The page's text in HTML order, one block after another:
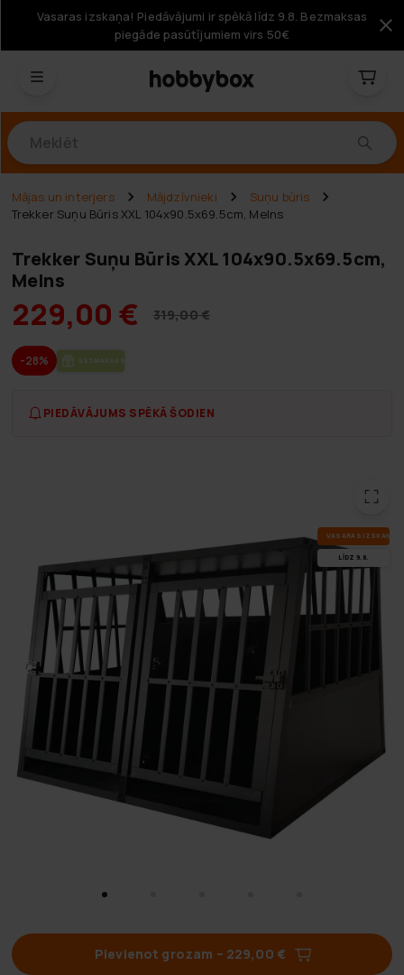
Vasaras izskaņa! Piedāvājumi ir spēkā līdz 9.8. Bezmaksas
piegāde pasūtījumiem virs 50€
Mājas un interjers Mājdzīvnieki
Suņu būris
Trekker Suņu Būris XXL 104x90.5x69.5cm, Melns
Trekker Suņu Būris XXL 104x90.5x69.5cm,
Melns
229,00 € 319,00 €
-28% BEZ­MAK­SAS PIE­GĀ­DE
PIEDĀVĀJUMS SPĒKĀ ŠODIEN
VA­SA­RAS IZ­SKA­ŅA
LĪDZ 9.8.
Pievienot grozam – 229,00 €